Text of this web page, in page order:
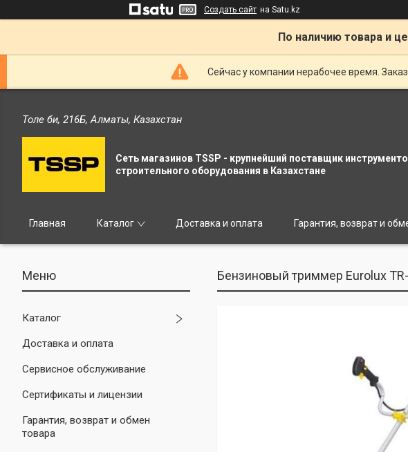
Создать сайт на Satu.kz
По наличию товара и
Сейчас у компании нерабочее время.
Толе би, 216Б, Алматы, Казахстан
Сеть магазинов TSSP - крупнейший поставщик
строительного оборудования в Казахстане
Главная Каталог Доставка и оплата Гарантия, возврат и
Каталог
Доставка и оплата
Сервисное обслуживание
Сертификаты и лицензии
Гарантия, возврат и обмен
товара
Бензиновый триммер Eurolux